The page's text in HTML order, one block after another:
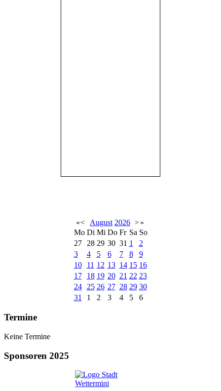
«< August 2026 >»
Mo Di Mi Do Fr Sa So
27
28 29 30 31 1
2
3
4 5 6 7 8
9
10
11 12 13 14 15 16
17
18 19 20 21 22 23
24
25 26 27 28 29 30
31
1 2 3 4 5 6
Termine
Keine Termine
Sponsoren 2025